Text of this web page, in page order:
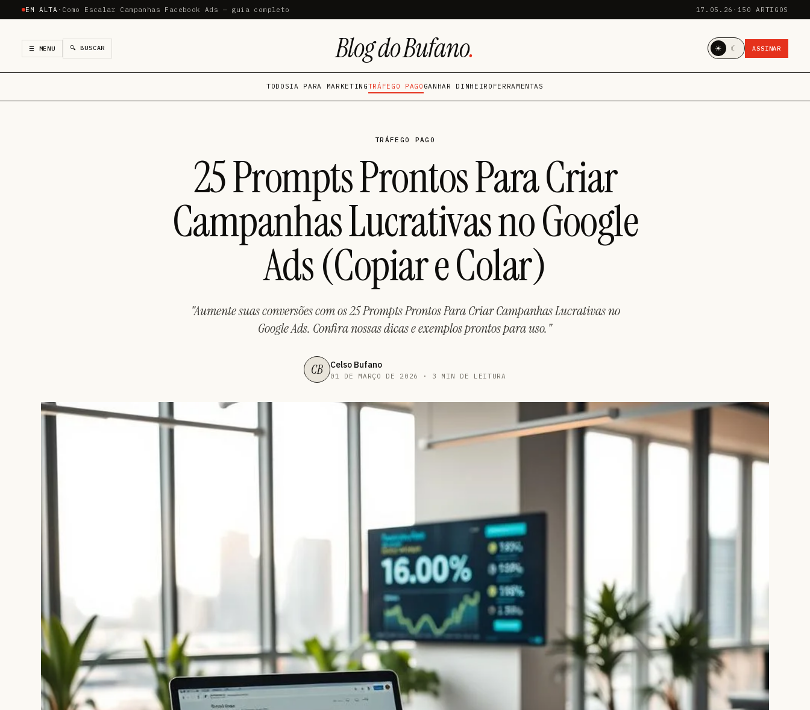
EM ALTA · Como Escalar Campanhas Facebook Ads — guia completo 17.05.26 · 150 ARTIGOS
☰ MENU 🔍 BUSCAR Blog do Bufano. ☀ ☾ ASSINAR
TODOSIA PARA MARKETINGTRÁFEGO PAGO GANHAR DINHEIRO FERRAMENTAS
TRÁFEGO PAGO
25 Prompts Prontos Para Criar
Campanhas Lucrativas no Google
Ads (Copiar e Colar)
"Aumente suas conversões com os 25 Prompts Prontos Para Criar Campanhas Lucrativas no
Google Ads. Confira nossas dicas e exemplos prontos para uso."
CB Celso Bufano
01 DE MARÇO DE 2026 · 3 MIN DE LEITURA